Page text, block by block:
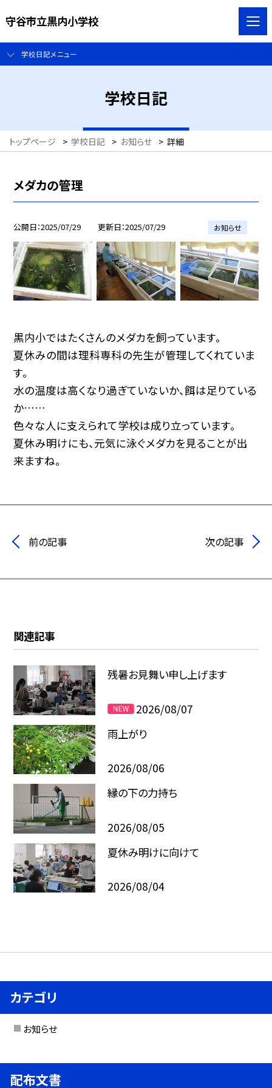
守谷市立黒内小学校
学校日記メニュー
学校日記
トップページ > 学校日記 > お知らせ > 詳細
メダカの管理
公開日 2025/07/29 更新日 2025/07/29 お知らせ
黒内小ではたくさんのメダカを飼っています。
夏休みの間は理科専科の先生が管理してくれていま
す。
水の温度は高くなり過ぎていないか、餌は足りている
か……
色々な人に支えられて学校は成り立っています。
夏休み明けにも、元気に泳ぐメダカを見ることが出
来ますね。
前の記事 次の記事
関連記事
残暑お見舞い申し上げます
2026/08/07
雨上がり
2026/08/06
縁の下の力持ち
2026/08/05
夏休み明けに向けて
2026/08/04
カテゴリ
お知らせ
配布文書